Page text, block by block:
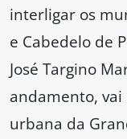
interligar os
e Cabedelo de
José Targino
andamento,
urbana da